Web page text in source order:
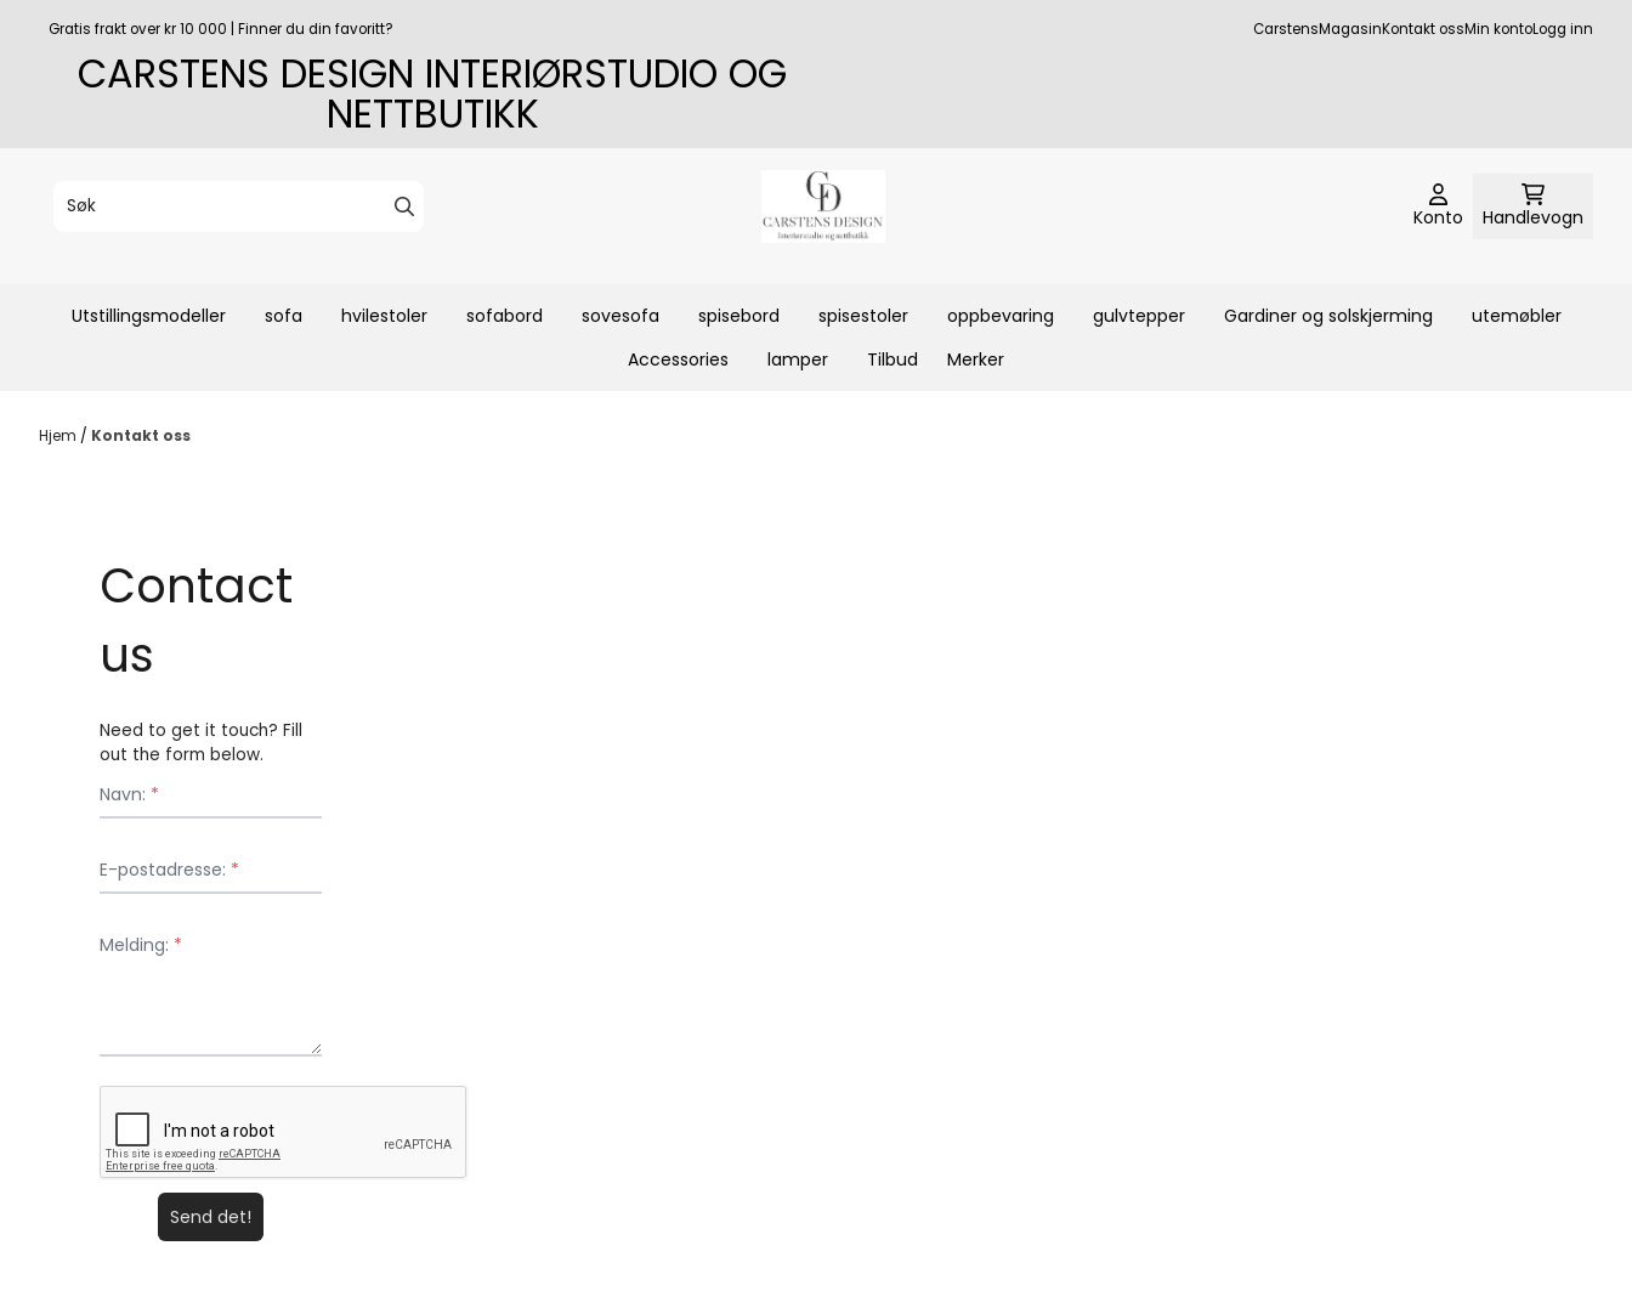
Hopp til innhold
Gratis frakt over kr 10 000 | Finner du din favoritt? CarstensMagasinKontakt ossMin kontoLogg inn
CARSTENS DESIGN INTERIØRSTUDIO OG
NETTBUTIKK
Konto Handlevogn
Utstillingsmodeller sofa hvilestoler sofabord sovesofa spisebord spisestoler oppbevaring gulvtepper Gardiner og solskjerming
utemøbler
Accessories
lamper Tilbud Merker
Hjem / Kontakt oss
Contact
us
Need to get it touch? Fill
out the form below.
Navn: *
E-postadresse: *
Melding: *
Send det!